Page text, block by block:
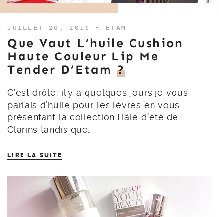
JUILLET 26, 2016 • ETAM
Que Vaut L’huile Cushion
Haute Couleur Lip Me
Tender D’Etam ?
C’est drôle: il y a quelques jours je vous
parlais d’huile pour les lèvres en vous
présentant la collection Hâle d’été de
Clarins tandis que…
LIRE LA SUITE